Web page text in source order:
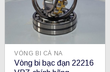
VÒNG BI CÀ NA
Vòng bi bạc đạn 22216